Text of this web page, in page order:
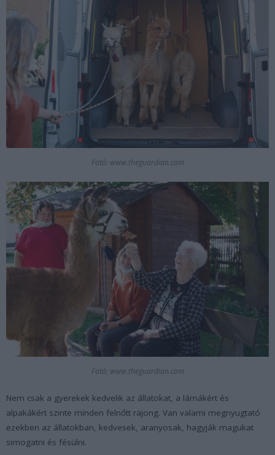
Fotó: www.theguardian.com
Fotó: www.theguardian.com
Nem csak a gyerekek kedvelik az állatokat, a lámákért és
alpakákért szinte minden felnőtt rajong. Van valami megnyugtató
ezekben az állatokban, kedvesek, aranyosak, hagyják magukat
simogatni és fésülni.